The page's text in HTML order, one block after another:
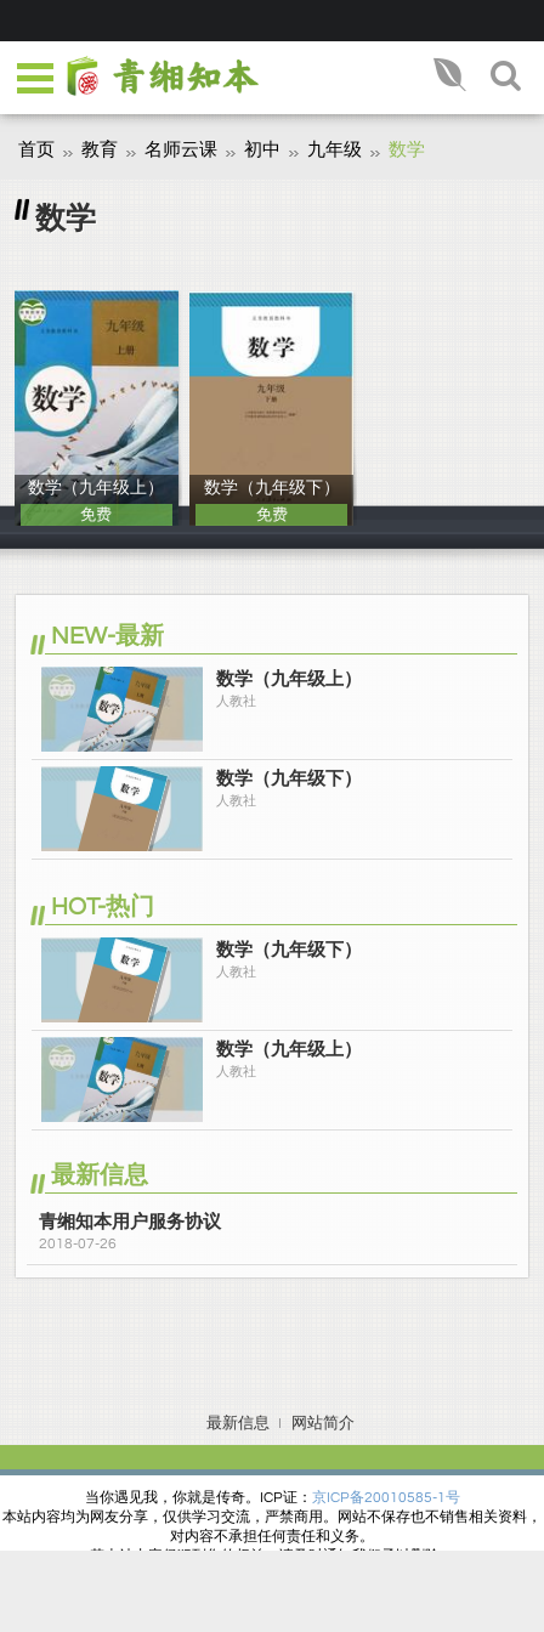
首页 教育 名师云课 初中 九年级 数学
数学
数学（九年级上）
人教社
免费
数学（九年级下）
人教社
免费
NEW-最新
数学（九年级上）
人教社
数学（九年级下）
人教社
HOT-热门
数学（九年级下）
人教社
数学（九年级上）
人教社
最新信息
青缃知本用户服务协议
2018-07-26
最新信息 网站简介
当你遇见我，你就是传奇。 ICP证： 京ICP备20010585-1号
本站内容均为网友分享，仅供学习交流，严禁商用。网站不保存也不销售相关资料，
对内容不承担任何责任和义务。
若本站内容侵犯到您的权益，请及时通知我们予以删除。